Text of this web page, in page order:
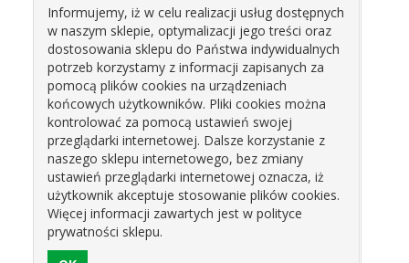
Rozmiar w calach: 18 cali
Rozmiar w centymetrach: 36 cm
Kształt: okrągły
Nadruk: Wszytkiego najlepszego!
W opakowaniu: 1 szt
Balony są przeznaczone do napełnienia helem.
Napełnienie ich powietrzem spowoduje, że
balony nie będą się unosić.
Balony nie są napełnione helem ani powietrzem
Produkty pokrewne
Informujemy, iż w celu realizacji usług dostępnych
w naszym sklepie, optymalizacji jego treści oraz
dostosowania sklepu do Państwa indywidualnych
potrzeb korzystamy z informacji zapisanych za
pomocą plików cookies na urządzeniach
końcowych użytkowników. Pliki cookies można
kontrolować za pomocą ustawień swojej
przeglądarki internetowej. Dalsze korzystanie z
naszego sklepu internetowego, bez zmiany
ustawień przeglądarki internetowej oznacza, iż
użytkownik akceptuje stosowanie plików cookies.
Więcej informacji zawartych jest w polityce
prywatności sklepu.